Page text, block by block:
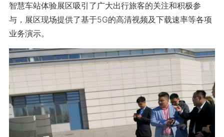
智慧车站体验展区吸引了广大出行旅客的关注和积极参
与，展区现场提供了基于5G的高清视频及下载速率等各项
业务演示。